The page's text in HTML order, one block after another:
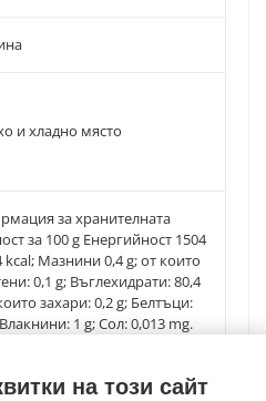
и хладно място
за хранителната
за 100 g Енергийност 1504
kcal; Мазнини 0,4 g; от които
0,1 g; Въглехидрати: 80,4
захари: 0,2 g; Белтъци:
1 g; Сол: 0,013 mg.
на този сайт